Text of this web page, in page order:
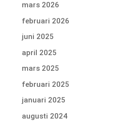
mars 2026
februari 2026
juni 2025
april 2025
mars 2025
februari 2025
januari 2025
augusti 2024